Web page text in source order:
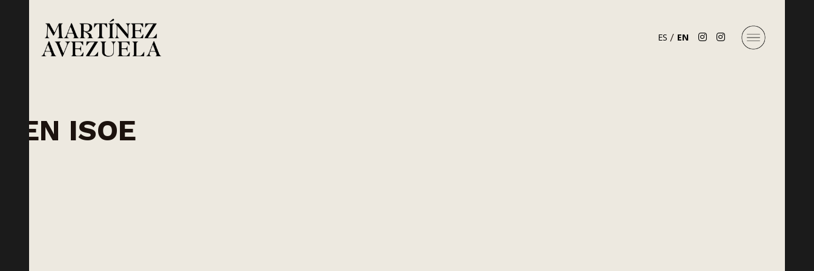
ES EN
GEN ISOE